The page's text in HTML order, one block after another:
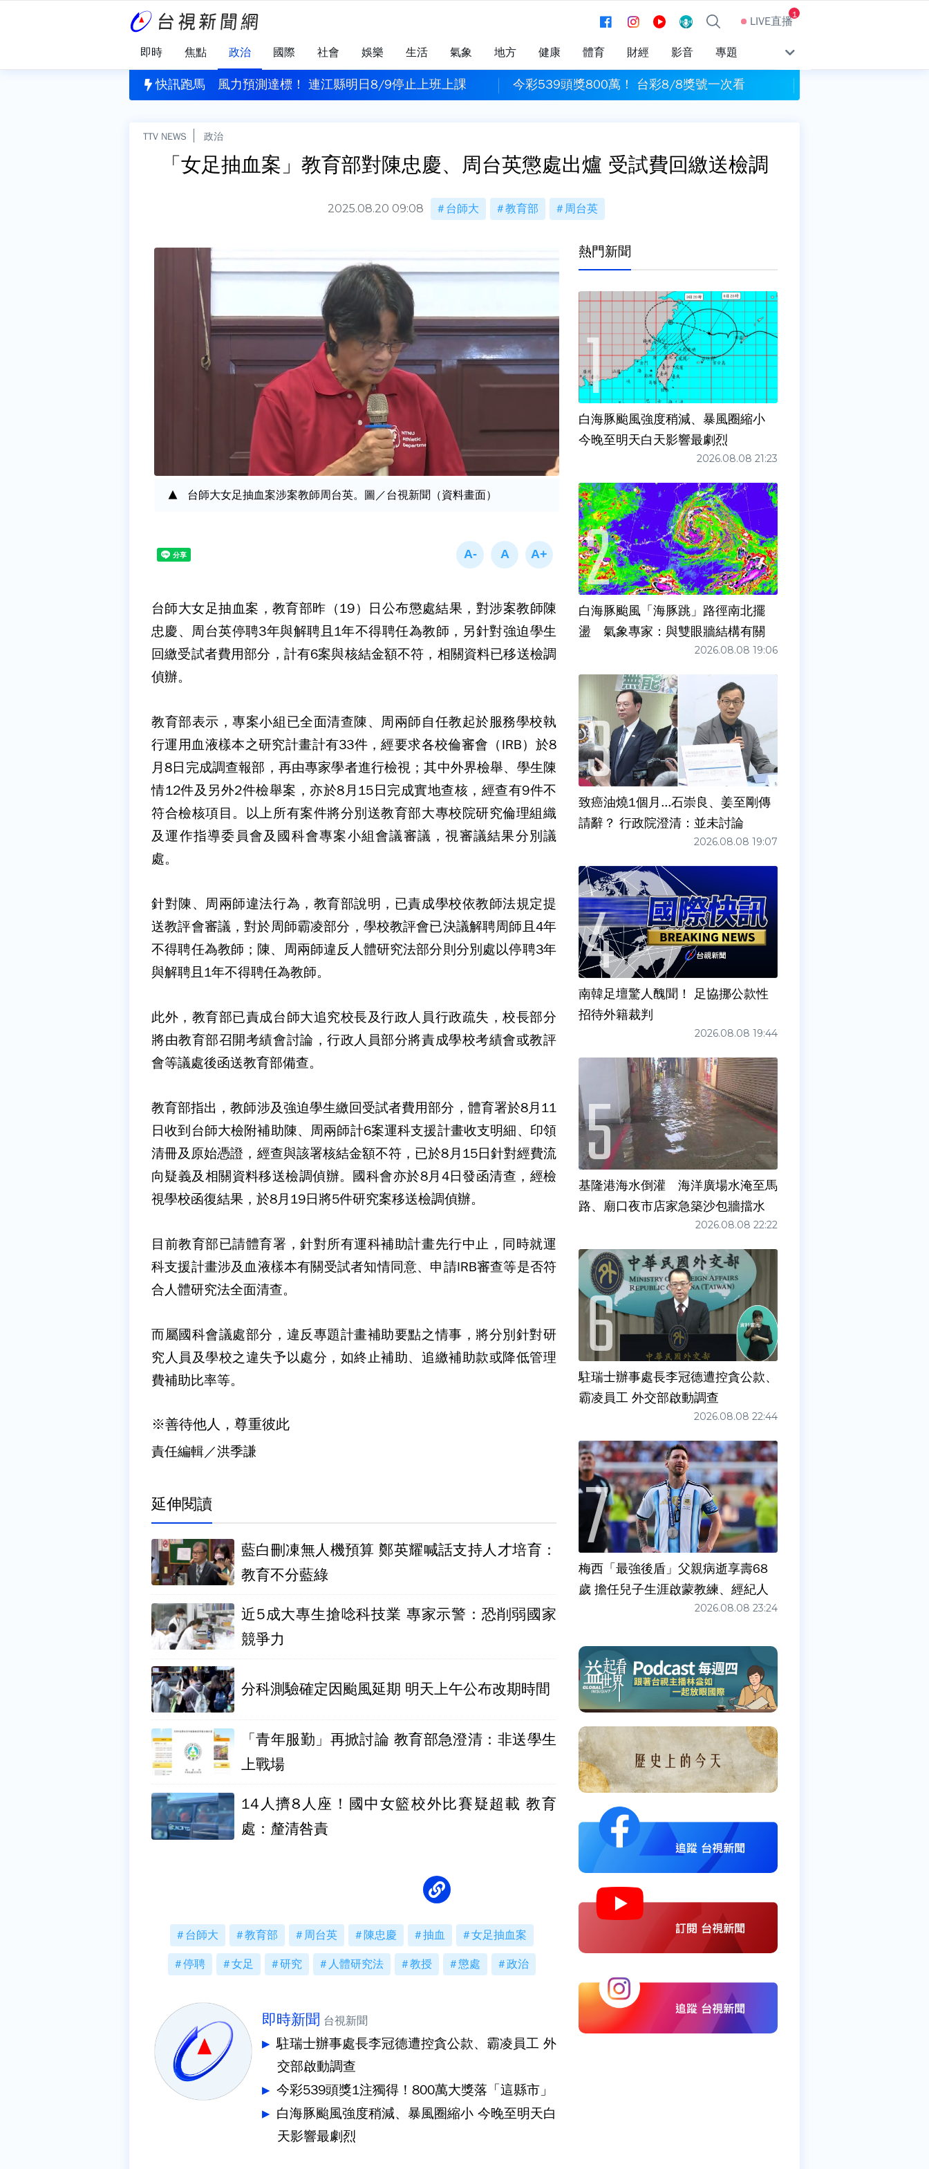
LIVE直播1
即時 焦點 政治 國際 社會 娛樂 生活 氣象 地方 健康 體育 財經 影音 專題
快訊跑馬
聞！ 足協挪公款性招待外籍裁判 風力預測達標！ 連江縣明日8/9停止上班上課 今彩539頭獎800萬！ 台彩8/8獎號一次看
TTV NEWS 政治
「女足抽血案」教育部對陳忠慶、周台英懲處出爐 受試費回繳送檢調
2025.08.20 09:08 台師大 教育部 周台英
台師大女足抽血案涉案教師周台英。圖／台視新聞（資料畫面）
台師大女足抽血案，教育部昨（19）日公布懲處結果，對涉案教師陳
忠慶、周台英停聘3年與解聘且1年不得聘任為教師，另針對強迫學生
回繳受試者費用部分，計有6案與核結金額不符，相關資料已移送檢調
偵辦。
教育部表示，專案小組已全面清查陳、周兩師自任教起於服務學校執
行運用血液樣本之研究計畫計有33件，經要求各校倫審會（IRB）於8
月8日完成調查報部，再由專家學者進行檢視；其中外界檢舉、學生陳
情12件及另外2件檢舉案，亦於8月15日完成實地查核，經查有9件不
符合檢核項目。以上所有案件將分別送教育部大專校院研究倫理組織
及運作指導委員會及國科會專案小組會議審議，視審議結果分別議
處。
針對陳、周兩師違法行為，教育部說明，已責成學校依教師法規定提
送教評會審議，對於周師霸凌部分，學校教評會已決議解聘周師且4年
不得聘任為教師；陳、周兩師違反人體研究法部分則分別處以停聘3年
與解聘且1年不得聘任為教師。
此外，教育部已責成台師大追究校長及行政人員行政疏失，校長部分
將由教育部召開考績會討論，行政人員部分將責成學校考績會或教評
會等議處後函送教育部備查。
教育部指出，教師涉及強迫學生繳回受試者費用部分，體育署於8月11
日收到台師大檢附補助陳、周兩師計6案運科支援計畫收支明細、印領
清冊及原始憑證，經查與該署核結金額不符，已於8月15日針對經費流
向疑義及相關資料移送檢調偵辦。國科會亦於8月4日發函清查，經檢
視學校函復結果，於8月19日將5件研究案移送檢調偵辦。
目前教育部已請體育署，針對所有運科補助計畫先行中止，同時就運
科支援計畫涉及血液樣本有關受試者知情同意、申請IRB審查等是否符
合人體研究法全面清查。
而屬國科會議處部分，違反專題計畫補助要點之情事，將分別針對研
究人員及學校之違失予以處分，如終止補助、追繳補助款或降低管理
費補助比率等。
※善待他人，尊重彼此
責任編輯／洪季謙
延伸閱讀
藍白刪凍無人機預算 鄭英耀喊話支持人才培育：
教育不分藍綠
近5成大專生搶唸科技業 專家示警：恐削弱國家
競爭力
分科測驗確定因颱風延期 明天上午公布改期時間
「青年服勤」再掀討論 教育部急澄清：非送學生
上戰場
14人擠8人座！國中女籃校外比賽疑超載 教育
處：釐清咎責
台師大 教育部 周台英 陳忠慶 抽血 女足抽血案
停聘 女足 研究 人體研究法 教授 懲處 政治
即時新聞 台視新聞
駐瑞士辦事處長李冠德遭控貪公款、霸凌員工 外
交部啟動調查
今彩539頭獎1注獨得！800萬大獎落「這縣市」
白海豚颱風強度稍減、暴風圈縮小 今晚至明天白
天影響最劇烈
熱門新聞
白海豚颱風強度稍減、暴風圈縮小
今晚至明天白天影響最劇烈
2026.08.08 21:23
白海豚颱風「海豚跳」路徑南北擺
盪 氣象專家：與雙眼牆結構有關
2026.08.08 19:06
致癌油燒1個月...石崇良、姜至剛傳
請辭？ 行政院澄清：並未討論
2026.08.08 19:07
南韓足壇驚人醜聞！ 足協挪公款性
招待外籍裁判
2026.08.08 19:44
基隆港海水倒灌 海洋廣場水淹至馬
路、廟口夜市店家急築沙包牆擋水
2026.08.08 22:22
駐瑞士辦事處長李冠德遭控貪公款、
霸凌員工 外交部啟動調查
2026.08.08 22:44
梅西「最強後盾」父親病逝享壽68
歲 擔任兒子生涯啟蒙教練、經紀人
2026.08.08 23:24